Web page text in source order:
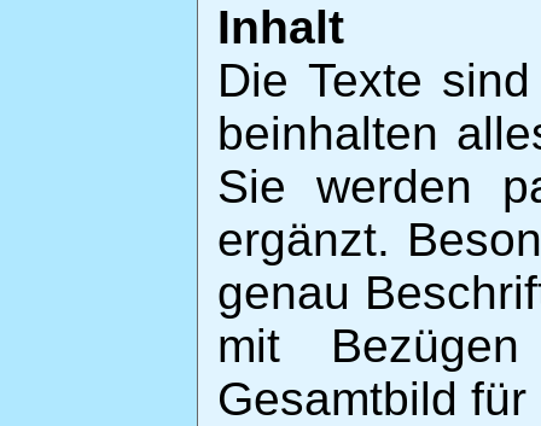
Inhalt
Die Texte
beinhalten
Sie werden
ergänzt.
genau
mit
Gesamtbild